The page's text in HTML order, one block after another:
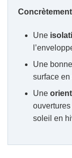
Une
Une bonne
surface en
Une
soleil en